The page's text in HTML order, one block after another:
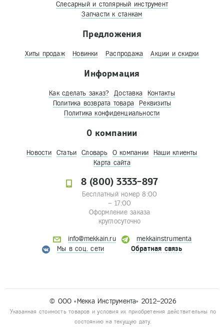
Слесарный и столярный инструмент
Запчасти к станкам
Предложения
Хиты продаж Новинки Распродажа Акции и скидки
Информация
Как сделать заказ? Доставка
Контакты
Политика возврата товара
Реквизиты
Политика конфиденциальности
О компании
Новости Статьи Словарь О компании
Наши клиенты
Карта сайта
8 (800) 3333-897
Бесплатный номер 8:00
– 17:00
Оформление заказа
круглосуточно
info@mekkain.ru
mekkainstrumenta
Мы в соц. сети
Обратная связь
© ООО «Мекка Инструмента» 2012–2026
Указанная стоимость товаров и условия их приобретения действительны по
состоянию на текущую дату.